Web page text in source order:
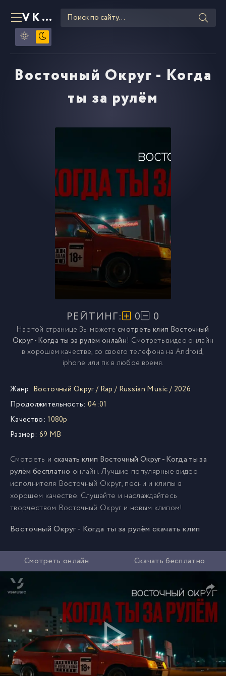
VKLIPE RU
Восточный Округ - Когда
ты за рулём
РЕЙТИНГ: 0 0
На этой странице Вы можетесмотреть клип Восточный
Округ - Когда ты за рулём онлайн! Смотреть видео онлайн
в хорошем качестве, со своего телефона на Android,
iphone или пк в любое время.
Жанр: Восточный Округ/ Rap / Russian Music/ 2026
Продолжительность: 04:01
Качество: 1080p
Размер: 69 MB
Смотреть и скачать клип Восточный Округ - Когда ты за
рулём бесплатно онлайн. Лучшие популярные видео
исполнителя Восточный Округ, песни и клипы в
хорошем качестве. Слушайте и наслаждайтесь
творчеством Восточный Округ и новым клипом!
Восточный Округ - Когда ты за рулём скачать клип
Смотреть онлайн Скачать бесплатно